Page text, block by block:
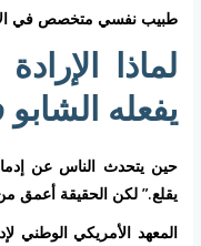
طبيب نفسي متخصص في
لماذا
يفعله
حين يتحدث الناس عن
يقلع.” لكن الحقيقة أعمق